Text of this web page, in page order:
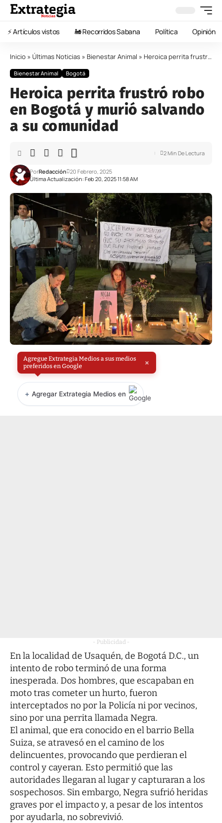
⚡️ Artículos vistos 🚂 Recorridos Sabana Política Opinión
Inicio » Últimas Noticias » Bienestar Animal » Heroica perrita frustró robo en Bogotá y murió salvando a su comunidad
Bienestar Animal Bogotá
Heroica perrita frustró robo
en Bogotá y murió salvando
a su comunidad
Última Actualización: Feb 20, 2025 11:58 AM
PorRedacción 20 Febrero, 2025
2 Min De Lectura
Agregue Extrategia Medios a sus medios
preferidos en Google
×
+ Agregar Extrategia Medios en
- Publicidad -
En la localidad de Usaquén, de Bogotá D.C., un
intento de robo terminó de una forma
inesperada. Dos hombres, que escapaban en
moto tras cometer un hurto, fueron
interceptados no por la Policía ni por vecinos,
sino por una perrita llamada Negra.
El animal, que era conocido en el barrio Bella
Suiza, se atravesó en el camino de los
delincuentes, provocando que perdieran el
control y cayeran. Esto permitió que las
autoridades llegaran al lugar y capturaran a los
sospechosos. Sin embargo, Negra sufrió heridas
graves por el impacto y, a pesar de los intentos
por ayudarla, no sobrevivió.